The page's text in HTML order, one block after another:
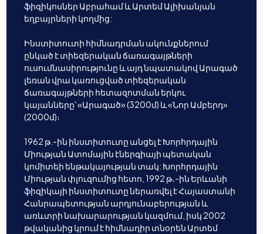
ֆիզիկոսներ Աբրահամ և Արտեմ Ալիխանյան
եղբայրների կողմից:
Ինստիտուտի հիմնադրման ակունքներում
ընկած է տիեզերական ճառագայթների
ուսումնասիրությունը և այդ նպատակով Արագած
լեռան վրա կառուցված տիեզերական
ճառագայթների հետազոտման երկու
կայանները՝ «Արագած» (3200մ) և «Նոր Ամբերդ»
(2000մ)։
1962 թ.-ին ինստիտուտը անցել է Խորհրդային
Միության Ատոմային էներգիայի պետական
կոմիտեի ենթակայության տակ: Խորհրդային
Միության փլուզումից հետո, 1992 թ․-ին Երևանի
ֆիզիկայի ինստիտուտը ներառվել է Հայաստանի
Հանրապետության արդյունաբերության և
առևտրի նախարարության կազմում, իսկ 2002
թվականից կրում է հիմնադիր տնօրեն Արտեմ